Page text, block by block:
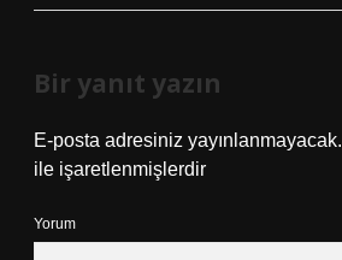
Bir yanıt yazın
E-posta adresiniz yayınlanmayacak.
ile işaretlenmişlerdir
Yorum